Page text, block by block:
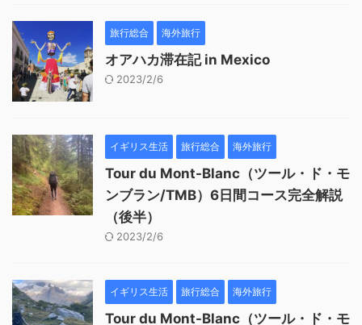
旅行総合 海外旅行
オアハカ滞在記 in Mexico
2023/2/6
イギリス生活 旅行総合 海外旅行
Tour du Mont-Blanc（ツール・ド・モ
ンブラン/TMB）6日間コース完全解説
（後半）
2023/2/6
イギリス生活 旅行総合 海外旅行
Tour du Mont-Blanc（ツール・ド・モ